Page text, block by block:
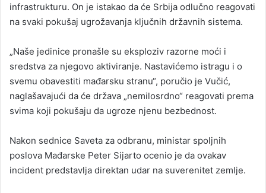
infrastrukturu. On je istakao da će Srbija odlučno reagovati
na svaki pokušaj ugrožavanja ključnih državnih sistema.
„Naše jedinice pronašle su eksploziv razorne moći i
sredstva za njegovo aktiviranje. Nastavićemo istragu i o
svemu obavestiti mađarsku stranu“, poručio je Vučić,
naglašavajući da će država „nemilosrdno“ reagovati prema
svima koji pokušaju da ugroze njenu bezbednost.
Nakon sednice Saveta za odbranu, ministar spoljnih
poslova Mađarske Peter Sijarto ocenio je da ovakav
incident predstavlja direktan udar na suverenitet zemlje.